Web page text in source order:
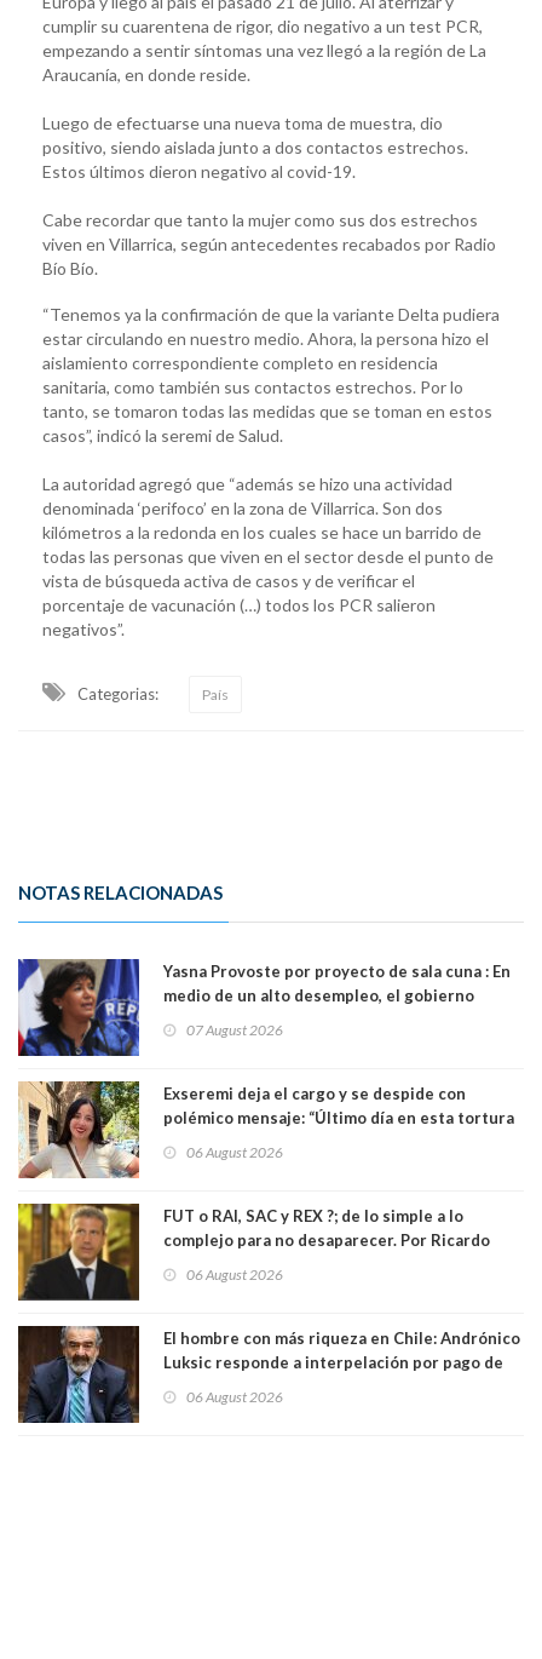
cumplir su cuarentena de rigor, dio negativo a un test PCR,
empezando a sentir síntomas una vez llegó a la región de La
Araucanía, en donde reside.
Luego de efectuarse una nueva toma de muestra, dio
positivo, siendo aislada junto a dos contactos estrechos.
Estos últimos dieron negativo al covid-19.
Cabe recordar que tanto la mujer como sus dos estrechos
viven en Villarrica, según antecedentes recabados por Radio
Bío Bío.
“Tenemos ya la confirmación de que la variante Delta pudiera
estar circulando en nuestro medio. Ahora, la persona hizo el
aislamiento correspondiente completo en residencia
sanitaria, como también sus contactos estrechos. Por lo
tanto, se tomaron todas las medidas que se toman en estos
casos”, indicó la seremi de Salud.
La autoridad agregó que “además se hizo una actividad
denominada ‘perifoco’ en la zona de Villarrica. Son dos
kilómetros a la redonda en los cuales se hace un barrido de
todas las personas que viven en el sector desde el punto de
vista de búsqueda activa de casos y de verificar el
porcentaje de vacunación (…) todos los PCR salieron
negativos”.
Categorias: País
NOTAS RELACIONADAS
Yasna Provoste por proyecto de sala cuna : En
medio de un alto desempleo, el gobierno
07 August 2026
Exseremi deja el cargo y se despide con
polémico mensaje: “Último día en esta tortura
06 August 2026
FUT o RAI, SAC y REX ?; de lo simple a lo
complejo para no desaparecer. Por Ricardo
06 August 2026
El hombre con más riqueza en Chile: Andrónico
Luksic responde a interpelación por pago de
día que me muera”
06 August 2026